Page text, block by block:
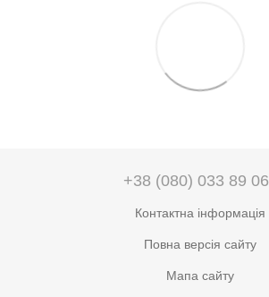
+38 (080) 033 89 06
Контактна інформація
Повна версія сайту
Мапа сайту